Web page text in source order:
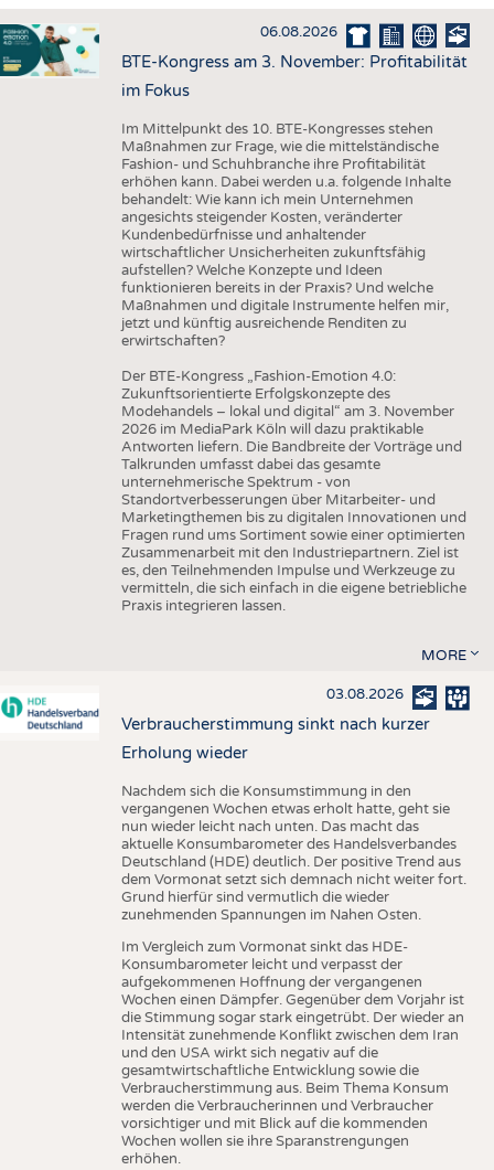
HAUS- UND HEIMTEXTILIEN
BEKLEIDUNG
AUSSCHREIBUNGEN
DTV AUSSCHREIBUNGSDIENST
STATISTICS
DAUNENCHECK
ADRESSEN & LINKS
PUBLIKATIONEN
TERMINE
BRANCHENTERMINE
06.08.2026
BTE-Kongress am 3. November: Profitabilität
im Fokus
Im Mittelpunkt des 10. BTE-Kongresses stehen
Maßnahmen zur Frage, wie die mittelständische
Fashion- und Schuhbranche ihre Profitabilität
erhöhen kann. Dabei werden u.a. folgende Inhalte
behandelt: Wie kann ich mein Unternehmen
angesichts steigender Kosten, veränderter
Kundenbedürfnisse und anhaltender
wirtschaftlicher Unsicherheiten zukunftsfähig
aufstellen? Welche Konzepte und Ideen
funktionieren bereits in der Praxis? Und welche
Maßnahmen und digitale Instrumente helfen mir,
jetzt und künftig ausreichende Renditen zu
erwirtschaften?
Der BTE-Kongress „Fashion-Emotion 4.0:
Zukunftsorientierte Erfolgskonzepte des
Modehandels – lokal und digital“ am 3. November
2026 im MediaPark Köln will dazu praktikable
Antworten liefern. Die Bandbreite der Vorträge und
Talkrunden umfasst dabei das gesamte
unternehmerische Spektrum - von
Standortverbesserungen über Mitarbeiter- und
Marketingthemen bis zu digitalen Innovationen und
Fragen rund ums Sortiment sowie einer optimierten
Zusammenarbeit mit den Industriepartnern. Ziel ist
es, den Teilnehmenden Impulse und Werkzeuge zu
vermitteln, die sich einfach in die eigene betriebliche
Praxis integrieren lassen.
MORE
03.08.2026
Verbraucherstimmung sinkt nach kurzer
Erholung wieder
Nachdem sich die Konsumstimmung in den
vergangenen Wochen etwas erholt hatte, geht sie
nun wieder leicht nach unten. Das macht das
aktuelle Konsumbarometer des Handelsverbandes
Deutschland (HDE) deutlich. Der positive Trend aus
dem Vormonat setzt sich demnach nicht weiter fort.
Grund hierfür sind vermutlich die wieder
zunehmenden Spannungen im Nahen Osten.
Im Vergleich zum Vormonat sinkt das HDE-
Konsumbarometer leicht und verpasst der
aufgekommenen Hoffnung der vergangenen
Wochen einen Dämpfer. Gegenüber dem Vorjahr ist
die Stimmung sogar stark eingetrübt. Der wieder an
Intensität zunehmende Konflikt zwischen dem Iran
und den USA wirkt sich negativ auf die
gesamtwirtschaftliche Entwicklung sowie die
Verbraucherstimmung aus. Beim Thema Konsum
werden die Verbraucherinnen und Verbraucher
vorsichtiger und mit Blick auf die kommenden
Wochen wollen sie ihre Sparanstrengungen
erhöhen.